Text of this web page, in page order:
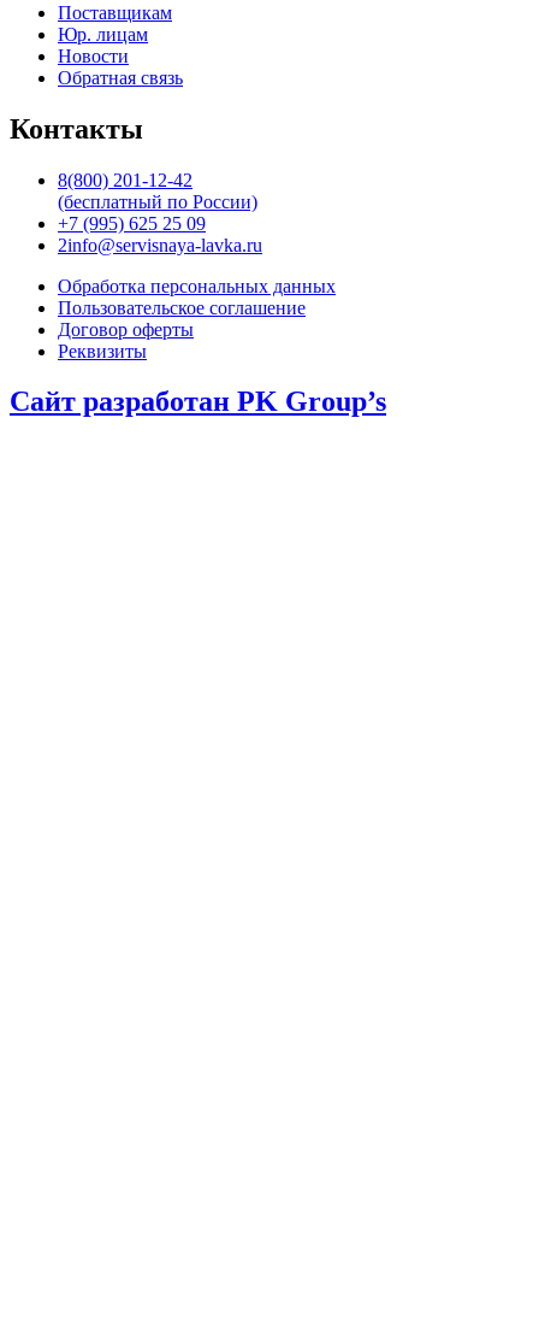
Поставщикам
Юр. лицам
Новости
Обратная связь
Контакты
8(800) 201-12-42
(бесплатный по России)
+7 (995) 625 25 09
2info@servisnaya-lavka.ru
Обработка персональных данных
Пользовательское соглашение
Договор оферты
Реквизиты
Сайт разработан PK Group’s